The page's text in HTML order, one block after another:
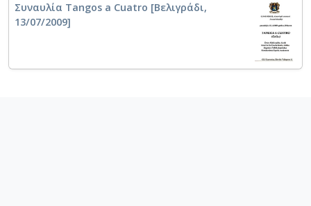
Συναυλία Tangos a Cuatro [Βελιγράδι,
13/07/2009]